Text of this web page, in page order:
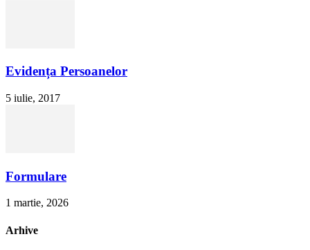
Evidența Persoanelor
5 iulie, 2017
Formulare
1 martie, 2026
Arhive